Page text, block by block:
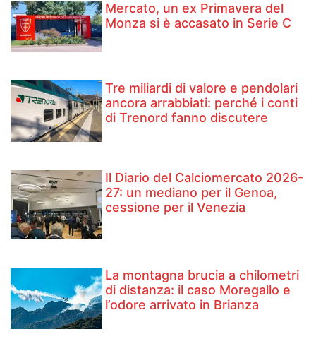
Mercato, un ex Primavera del
Monza si è accasato in Serie C
Tre miliardi di valore e pendolari
ancora arrabbiati: perché i conti
di Trenord fanno discutere
Il Diario del Calciomercato 2026-
27: un mediano per il Genoa,
cessione per il Venezia
La montagna brucia a chilometri
di distanza: il caso Moregallo e
l’odore arrivato in Brianza